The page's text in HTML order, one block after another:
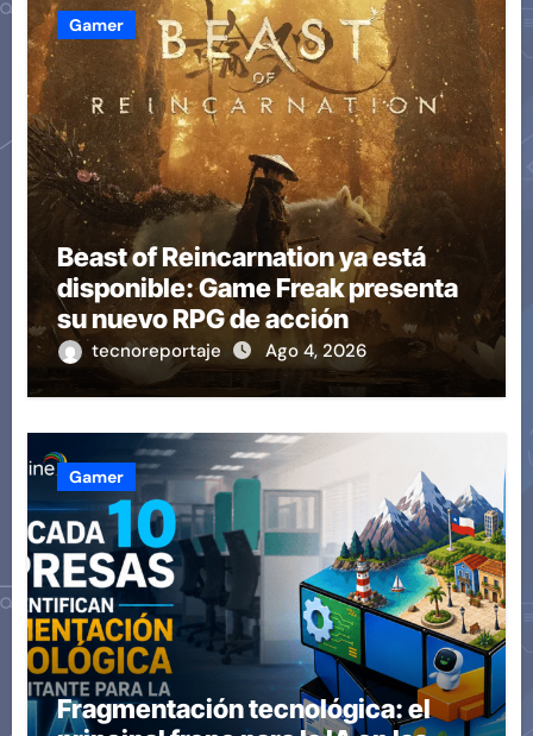
Gamer
Beast of Reincarnation ya está
disponible: Game Freak presenta
su nuevo RPG de acción
tecnoreportaje Ago 4, 2026
Gamer
Fragmentación tecnológica: el